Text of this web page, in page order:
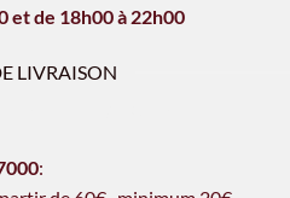
et de 18h00 à 22h00
LIVRAISON
: